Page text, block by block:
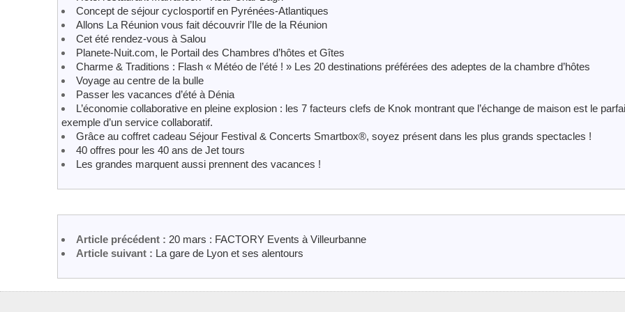
Concept de séjour cyclosportif en Pyrénées-Atlantiques
Allons La Réunion vous fait découvrir l’Ile de la Réunion
Cet été rendez-vous à Salou
Planete-Nuit.com, le Portail des Chambres d’hôtes et Gîtes
Charme & Traditions : Flash « Météo de l’été ! » Les 20 destinations préférées des adeptes de la chambre d’hôtes
Voyage au centre de la bulle
Passer les vacances d’été à Dénia
L’économie collaborative en pleine explosion : les 7 facteurs clefs de Knok montrant que l’échange de maison est le
exemple d’un service collaboratif.
Grâce au coffret cadeau Séjour Festival & Concerts Smartbox®, soyez présent dans les plus grands spectacles !
40 offres pour les 40 ans de Jet tours
Les grandes marquent aussi prennent des vacances !
Article précédent : 20 mars : FACTORY Events à Villeurbanne
Article suivant : La gare de Lyon et ses alentours